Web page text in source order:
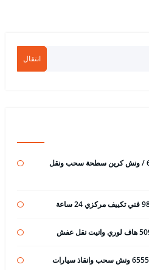
انتقال
ونش ابو حليفة رقم / 65557275 / ونش كرين سطحة سحب ونقل